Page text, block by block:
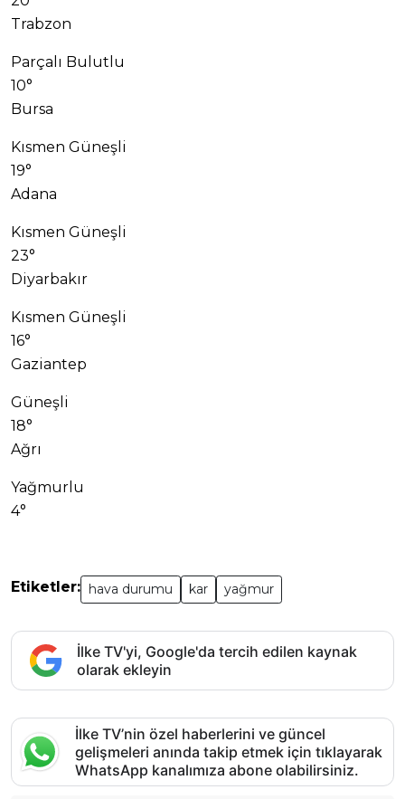
Trabzon
Parçalı Bulutlu
10°
Bursa
Kısmen Güneşli
19°
Adana
Kısmen Güneşli
23°
Diyarbakır
Kısmen Güneşli
16°
Gaziantep
Güneşli
18°
Ağrı
Yağmurlu
4°
Etiketler: hava durumu kar yağmur
İlke TV'yi, Google'da tercih edilen kaynak
olarak ekleyin
İlke TV’nin özel haberlerini ve güncel
gelişmeleri anında takip etmek için tıklayarak
WhatsApp kanalımıza abone olabilirsiniz.